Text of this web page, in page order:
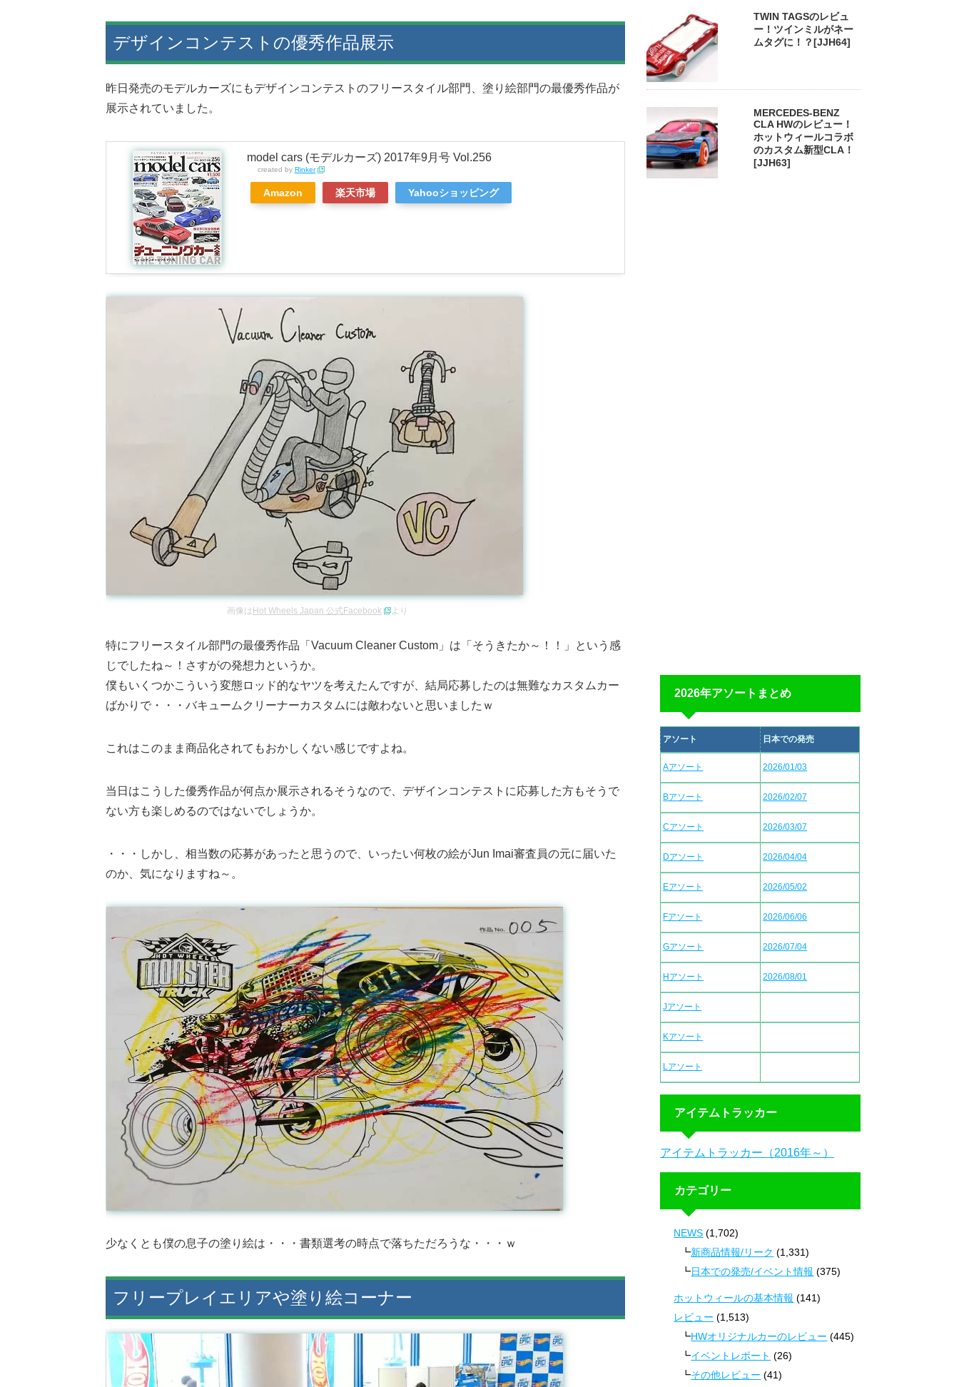
デザインコンテストの優秀作品展示
昨日発売のモデルカーズにもデザインコンテストのフリースタイル部門、塗り絵部門の最優秀作品が
展示されていました。
model cars (モデルカーズ) 2017年9月号 Vol.256
created by Rinker
Amazon 楽天市場 Yahooショッピング
画像は Hot Wheels Japan 公式Facebook より
特にフリースタイル部門の最優秀作品「Vacuum Cleaner Custom」は「そうきたか～！！」という感
じでしたね～！さすがの発想力というか。
僕もいくつかこういう変態ロッド的なヤツを考えたんですが、結局応募したのは無難なカスタムカー
ばかりで・・・バキュームクリーナーカスタムには敵わないと思いましたｗ
これはこのまま商品化されてもおかしくない感じですよね。
当日はこうした優秀作品が何点か展示されるそうなので、デザインコンテストに応募した方もそうで
ない方も楽しめるのではないでしょうか。
・・・しかし、相当数の応募があったと思うので、いったい何枚の絵がJun Imai審査員の元に届いた
のか、気になりますね～。
少なくとも僕の息子の塗り絵は・・・書類選考の時点で落ちただろうな・・・ｗ
フリープレイエリアや塗り絵コーナー
TWIN TAGSのレビュ
ー！ツインミルがネー
ムタグに！？[JJH64]
MERCEDES-BENZ
CLA HWのレビュー！
ホットウィールコラボ
のカスタム新型CLA！
[JJH63]
2026年アソートまとめ
アソート 日本での発売
Aアソート 2026/01/03
Bアソート 2026/02/07
Cアソート 2026/03/07
Dアソート 2026/04/04
Eアソート 2026/05/02
Fアソート 2026/06/06
Gアソート 2026/07/04
Hアソート 2026/08/01
Jアソート
Kアソート
Lアソート
アイテムトラッカー
アイテムトラッカー（2016年～）
カテゴリー
NEWS (1,702)
新商品情報/リーク (1,331)
日本での発売/イベント情報 (375)
ホットウィールの基本情報 (141)
レビュー (1,513)
HWオリジナルカーのレビュー (445)
イベントレポート (26)
その他レビュー (41)